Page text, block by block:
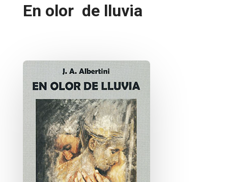
En olor de lluvia